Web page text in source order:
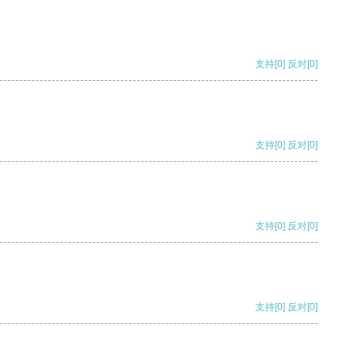
支持[0] 反对[0]
支持[0] 反对[0]
支持[0] 反对[0]
支持[0] 反对[0]